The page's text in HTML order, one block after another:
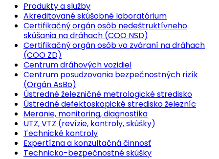
Produkty a služby
Akreditované skúšobné laboratórium
Certifikačný orgán osôb nedeštruktívneho
skúšania na dráhach (COO NSD)
Certifikačný orgán osôb vo zváraní na dráhach
(COO ZD)
Centrum dráhových vozidiel
Centrum posudzovania bezpečnostných rizík
(Orgán AsBo)
Ústredné železničné metrologické stredisko
Ústredné defektoskopické stredisko železníc
Meranie, monitoring, diagnostika
UTZ, VTZ (revízie, kontroly, skúšky)
Technické kontroly
Expertízna a konzultačná činnosť
Technicko-bezpečnostné skúšky